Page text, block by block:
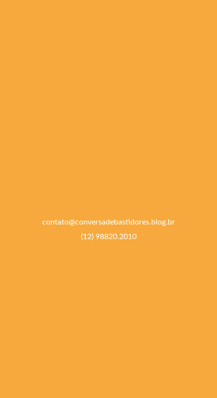
contato@conversadebastidores.blog.br
(12) 98820.2010